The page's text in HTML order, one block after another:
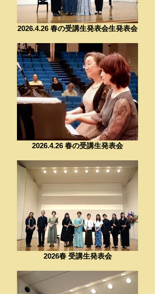
2026.4.26 春の受講生発表会生発表会
2026.4.26 春の受講生発表会
2026春 受講生発表会